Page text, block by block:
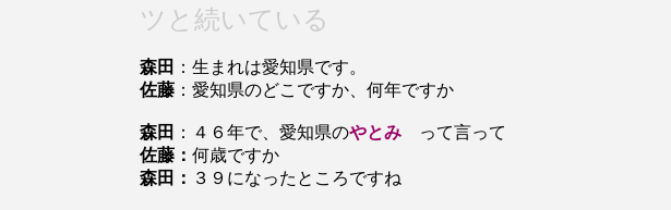
ツと続いている
森田 ：生まれは愛知県です。
佐藤 ：愛知県のどこですか、何年ですか
森田 ：４６年で、愛知県のやとみ って言って
佐藤： 何歳ですか
森田： ３９になったところですね